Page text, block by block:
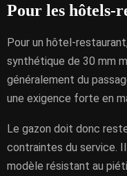
Pour les hôtels-
Pour un hôtel-
synthétique de 30 mm
généralement du
une exigence forte en
Le gazon doit donc
contraintes du service.
modèle résistant au